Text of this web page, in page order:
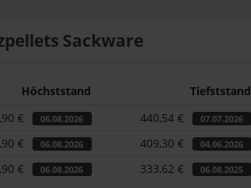
Sackware
Höchststand
Tiefststand
€ 06.08.2026 440,54 € 07.07.2026
€ 06.08.2026 409,30 € 04.06.2026
€ 06.08.2026 333,62 € 06.08.2025